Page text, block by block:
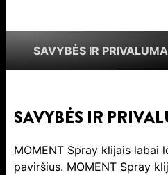
SAVYBĖS IR
SAVYBĖS IR
MOMENT Spray klijais labai
paviršius. MOMENT Spray